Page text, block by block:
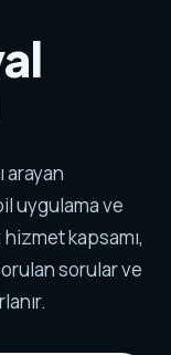
arayan
uygulama ve
kapsamı,
sorular ve